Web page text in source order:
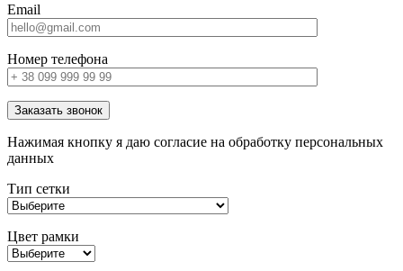
Email
Номер телефона
Заказать звонок
Нажимая кнопку я даю согласие на обработку персональных
данных
Тип сетки
Цвет рамки